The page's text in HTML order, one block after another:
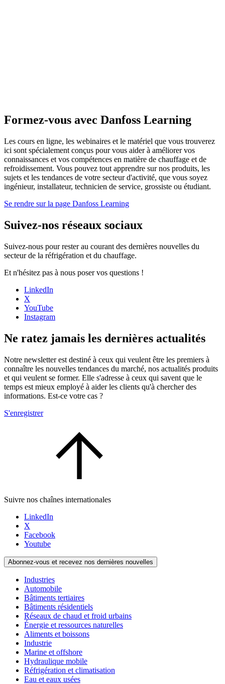
Formez-vous avec Danfoss Learning
Les cours en ligne, les webinaires et le matériel que vous trouverez
ici sont spécialement conçus pour vous aider à améliorer vos
connaissances et vos compétences en matière de chauffage et de
refroidissement. Vous pouvez tout apprendre sur nos produits, les
sujets et les tendances de votre secteur d'activité, que vous soyez
ingénieur, installateur, technicien de service, grossiste ou étudiant.
Se rendre sur la page Danfoss Learning
Suivez-nos réseaux sociaux
Suivez-nous pour rester au courant des dernières nouvelles du
secteur de la réfrigération et du chauffage.
Et n'hésitez pas à nous poser vos questions !
LinkedIn
X
YouTube
Instagram
Ne ratez jamais les dernières actualités
Notre newsletter est destiné à ceux qui veulent être les premiers à
connaître les nouvelles tendances du marché, nos actualités produits
et qui veulent se former. Elle s'adresse à ceux qui savent que le
temps est mieux employé à aider les clients qu'à chercher des
informations. Est-ce votre cas ?
S'enregistrer
Suivre nos chaînes internationales
LinkedIn
X
Facebook
Youtube
Abonnez-vous et recevez nos dernières nouvelles
Industries
Automobile
Bâtiments tertiaires
Bâtiments résidentiels
Réseaux de chaud et froid urbains
Énergie et ressources naturelles
Aliments et boissons
Industrie
Marine et offshore
Hydraulique mobile
Réfrigération et climatisation
Eau et eaux usées